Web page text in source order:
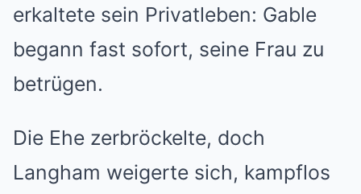
erkaltete sein Privatleben: Gable
begann fast sofort, seine Frau zu
betrügen.
Die Ehe zerbröckelte, doch
Langham weigerte sich, kampflos